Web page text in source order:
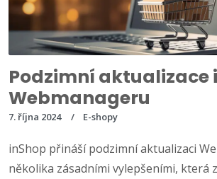
Podzimní aktualizace
Webmanageru
7. října 2024 E-shopy
inShop přináší podzimní aktualizaci
několika zásadními vylepšeními, která